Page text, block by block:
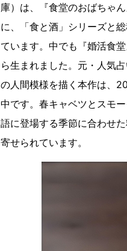
庫）は、『食堂のおばちゃ
に、「食と酒」シリーズと
ています。中でも『婚活食
ら生まれました。元・人気
の人間模様を描く本作は、
中です。春キャベツとスモ
語に登場する季節に合わせ
寄せられています。